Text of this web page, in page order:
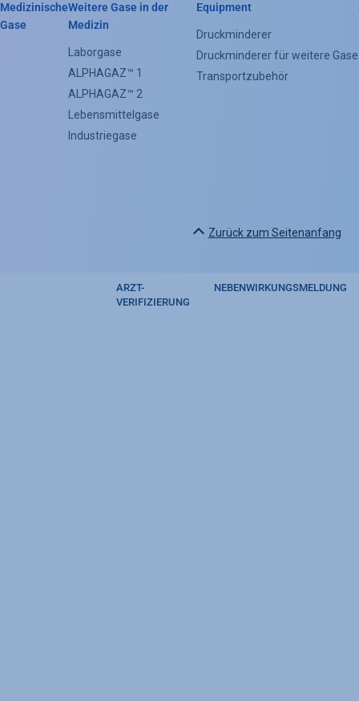
Header
Categorie
(Footer)
Medizinische
Gase
Weitere Gase in der
Medizin
Laborgase
ALPHAGAZ™ 1
ALPHAGAZ™ 2
Lebensmittelgase
Industriegase
Equipment
Druckminderer
Druckminderer für weitere Gase
Transportzubehör
Zurück zum Seitenanfang
Footer
ARZT-
VERIFIZIERUNG
NEBENWIRKUNGSMELDUNG